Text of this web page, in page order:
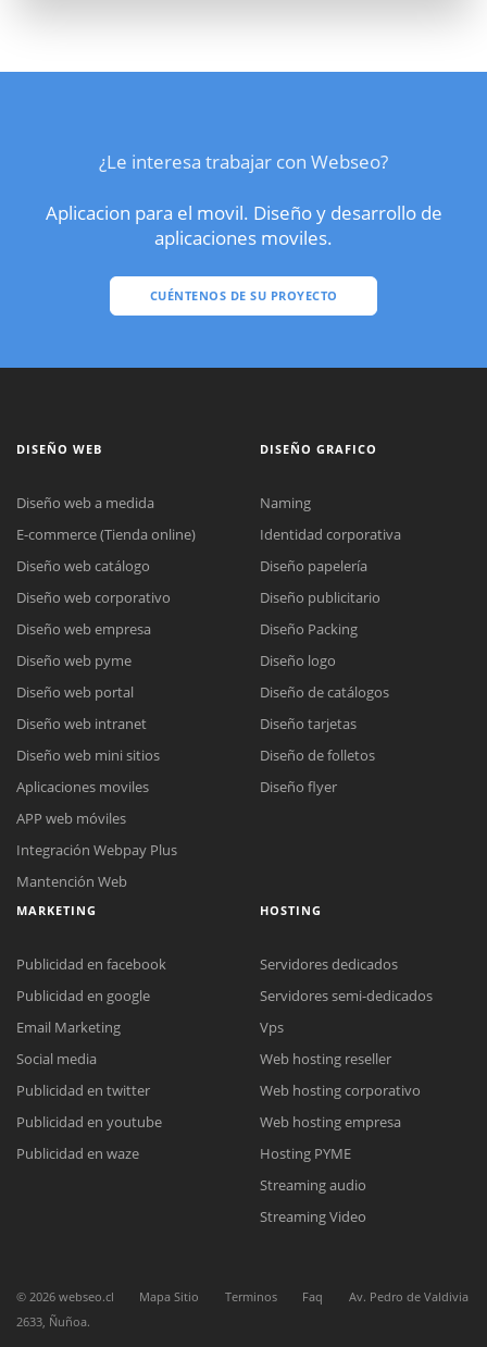
¿Le interesa trabajar con Webseo?
Aplicacion para el movil. Diseño y desarrollo de
aplicaciones moviles.
CUÉNTENOS DE SU PROYECTO
Reunión online
Nuestros ejecutivos le enviarán un correo electrónico con el enlace a
Meet para la reunión online.
Cotización
Chat Online
Todos nuestros ejecutivos están fuera de línea. Complete el formulario
DISEÑO WEB
Diseño web a medida
E-commerce (Tienda online)
Diseño web catálogo
Diseño web corporativo
Diseño web empresa
Diseño web pyme
Diseño web portal
Diseño web intranet
Diseño web mini sitios
Aplicaciones moviles
APP web móviles
Integración Webpay Plus
Mantención Web
DISEÑO GRAFICO
Naming
Identidad corporativa
Diseño papelería
Diseño publicitario
Diseño Packing
Diseño logo
Diseño de catálogos
Diseño tarjetas
Diseño de folletos
Diseño flyer
MARKETING
Publicidad en facebook
Publicidad en google
Email Marketing
Social media
Publicidad en twitter
Publicidad en youtube
Publicidad en waze
HOSTING
Servidores dedicados
Servidores semi-dedicados
Vps
Web hosting reseller
Web hosting corporativo
Web hosting empresa
Hosting PYME
Streaming audio
Streaming Video
© 2026 webseo.cl Mapa Sitio Terminos Faq
Av. Pedro de Valdivia
2633, Ñuñoa.